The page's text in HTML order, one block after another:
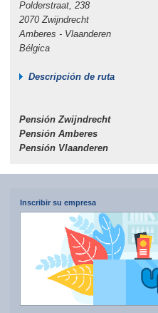
Polderstraat, 238
2070 Zwijndrecht
Amberes - Vlaanderen
Bélgica
Descripción de ruta
Pensión Zwijndrecht
Pensión Amberes
Pensión Vlaanderen
Inscribir su empresa